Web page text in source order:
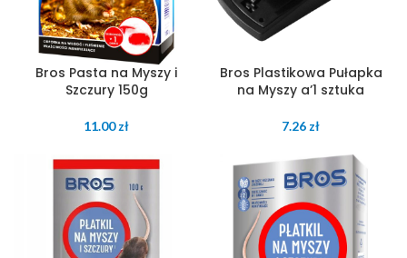
Bros Pasta na Myszy i
Szczury 150g
11.00zł
Bros Plastikowa Pułapka
na Myszy a’1 sztuka
7.26 zł